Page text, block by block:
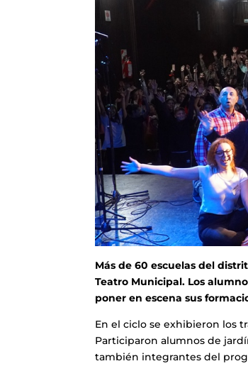
Más de 60 escuelas del
Teatro Municipal. Los
poner en escena sus
En el ciclo se exhibieron los
Participaron alumnos de
también integrantes del